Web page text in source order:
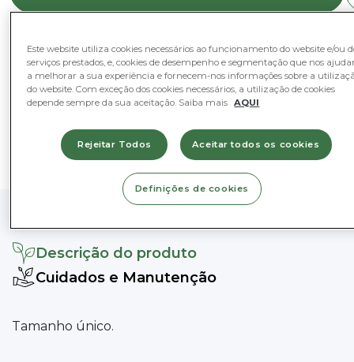
|
Escuro
Categorias
Decoração e Complementos
Descrição do produto
Cuidados e Manutenção
Tamanho único.
Este website utiliza cookies necessários ao funcionamento do website e/ou
serviços prestados, e, cookies de desempenho e segmentação que nos
a melhorar a sua experiência e fornecem-nos informações sobre a
do website. Com exceção dos cookies necessários, a utilização de cookies
depende sempre da sua aceitação. Saiba mais
AQUI
Rejeitar Todos Aceitar todos os cookies
Definições de cookies